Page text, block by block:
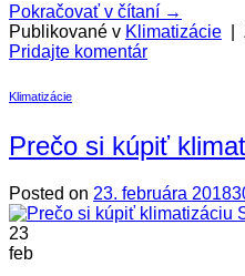
Pokračovať v čítaní →
Publikované v Klimatizácie
Pridajte komentár
Klimatizácie
Prečo si kúpiť
Posted on 23. februára 2018
23
feb